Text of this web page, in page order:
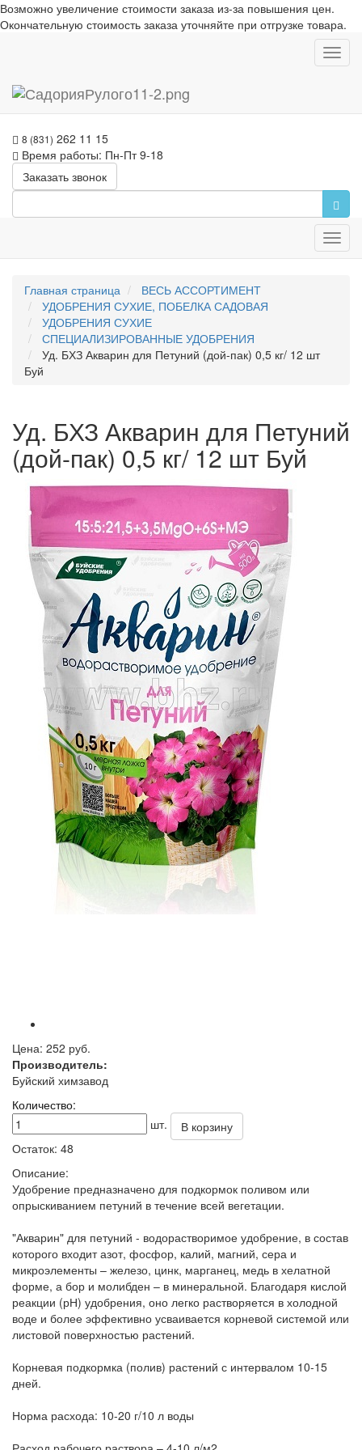
Возможно увеличение стоимости заказа из-за повышения цен.
Окончательную стоимость заказа уточняйте при отгрузке товара.
8 (831) 262 11 15
Время работы: Пн-Пт 9-18
Заказать звонок
Главная страница
ВЕСЬ АССОРТИМЕНТ
УДОБРЕНИЯ СУХИЕ, ПОБЕЛКА САДОВАЯ
УДОБРЕНИЯ СУХИЕ
СПЕЦИАЛИЗИРОВАННЫЕ УДОБРЕНИЯ
Уд. БХЗ Акварин для Петуний (дой-пак) 0,5 кг/ 12 шт
Буй
Уд. БХЗ Акварин для Петуний
(дой-пак) 0,5 кг/ 12 шт Буй
Цена: 252 руб.
Производитель:
Буйский химзавод
Количество:
шт.
В корзину
Остаток: 48
Описание:
Удобрение предназначено для подкормок поливом или
опрыскиванием петуний в течение всей вегетации.
"Акварин" для петуний - водорастворимое удобрение, в состав
которого входит азот, фосфор, калий, магний, сера и
микроэлементы – железо, цинк, марганец, медь в хелатной
форме, а бор и молибден – в минеральной. Благодаря кислой
реакции (рН) удобрения, оно легко растворяется в холодной
воде и более эффективно усваивается корневой системой или
листовой поверхностью растений.
Корневая подкормка (полив) растений с интервалом 10-15
дней.
Норма расхода: 10-20 г/10 л воды